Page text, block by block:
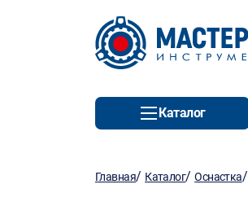
Каталог
Главная/ Каталог/Оснастка/